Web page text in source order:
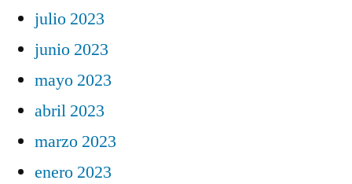
julio 2023
junio 2023
mayo 2023
abril 2023
marzo 2023
enero 2023